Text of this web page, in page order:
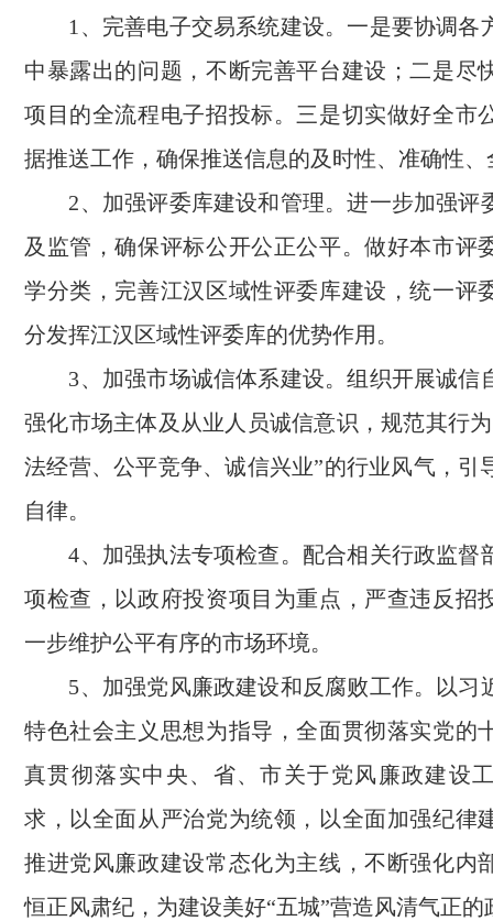
1、完善电子交易系统建设。一是要协调各
中暴露出的问题，不断完善平台建设；二是尽
项目的全流程电子招投标。三是切实做好全市
据推送工作，确保推送信息的及时性、准确性、
2、加强评委库建设和管理。进一步加强评
及监管，确保评标公开公正公平。做好本市评
学分类，完善江汉区域性评委库建设，统一评
分发挥江汉区域性评委库的优势作用。
3、加强市场诚信体系建设。组织开展诚信
强化市场主体及从业人员诚信意识，规范其行
法经营、公平竞争、诚信兴业”的行业风气，引
自律。
4、加强执法专项检查。配合相关行政监督
项检查，以政府投资项目为重点，严查违反招
一步维护公平有序的市场环境。
5、加强党风廉政建设和反腐败工作。以习
特色社会主义思想为指导，全面贯彻落实党的
真贯彻落实中央、省、市关于党风廉政建设
求，以全面从严治党为统领，以全面加强纪律
推进党风廉政建设常态化为主线，不断强化内
恒正风肃纪，为建设美好“五城”营造风清气正的